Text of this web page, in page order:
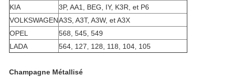
KIA
3P, AA1, BEG, IY, K3R, et P6
VOLKSWAGENA3S, A3T, A3W, et A3X
OPEL
568, 545, 549
LADA
564, 127, 128, 118, 104, 105
Champagne Métallisé